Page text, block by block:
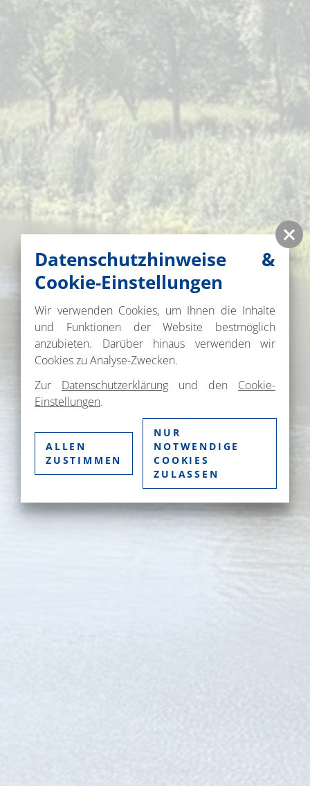
Datenschutzhinweise &
Cookie-Einstellungen
Wir verwenden Cookies, um Ihnen die Inhalte
und Funktionen der Website bestmöglich
anzubieten. Darüber hinaus verwenden wir
Cookies zu Analyse-Zwecken.
Zur Datenschutzerklärung und den Cookie-
Einstellungen.
ALLEN
ZUSTIMMEN
NUR
NOTWENDIGE
COOKIES
ZULASSEN